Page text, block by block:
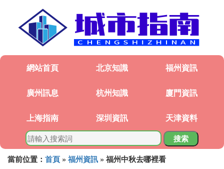
網站首頁 北京知識 福州資訊
廣州訊息 杭州知識 廈門資訊
上海指南 深圳資訊 天津資料
搜索
當前位置： 首頁 » 福州資訊 » 福州中秋去哪裡看